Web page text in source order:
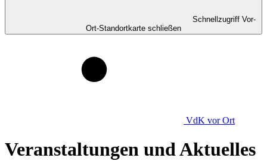
Schnellzugriff Vor-
Ort-Standortkarte schließen
VdK vor Ort
Veranstaltungen und Aktuelles